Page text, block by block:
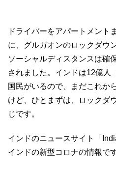
ドライバーをアパートメント
に、グルガオンのロックダウ
ソーシャルディスタンスは確
されました。インドは12億人
国民がいるので、まだこれか
けど、ひとまずは、ロックダ
じです。
インドのニュースサイト「
インドの新型コロナの情報です